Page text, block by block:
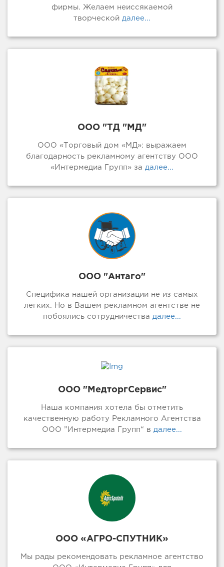
фирмы. Желаем неиссякаемой
творческой далее...
ООО "ТД "МД"
ООО «Торговый дом «МД»: выражаем
благодарность рекламному агентству ООО
«Интермедиа Групп» за далее...
ООО "Антаго"
Специфика нашей организации не из самых
легких. Но в Вашем рекламном агентстве не
побоялись сотрудничества далее...
ООО "МедторгСервис"
Наша компания хотела бы отметить
качественную работу Рекламного Агентства
ООО ”Интермедиа Групп“ в далее...
ООО «АГРО-СПУТНИК»
Мы рады рекомендовать рекламное агентство